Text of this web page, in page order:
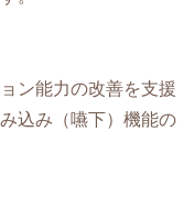
ン能力の改善を支援
込み（嚥下）機能の